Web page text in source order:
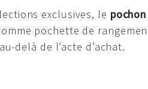
exclusives, le
pochette de
delà de l’acte d’achat.